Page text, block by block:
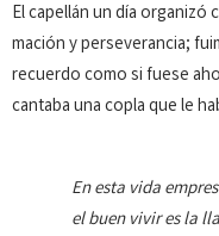
El capellán un día
mación y perseverancia;
recuerdo como si fuese
cantaba una copla que le
En esta vida
el buen vivir es la